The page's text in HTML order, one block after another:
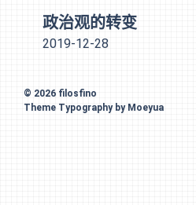
政治观的转变
2019-12-28
© 2026 filosfino
Theme Typographyby Moeyua